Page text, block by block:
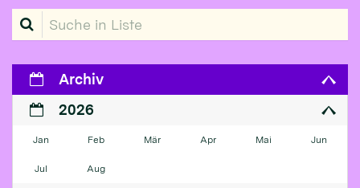
Suche in Liste
Archiv
2026
Jan Feb Mär Apr Mai Jun
Jul Aug